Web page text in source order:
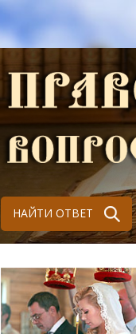
НАЙТИ ОТВЕТ